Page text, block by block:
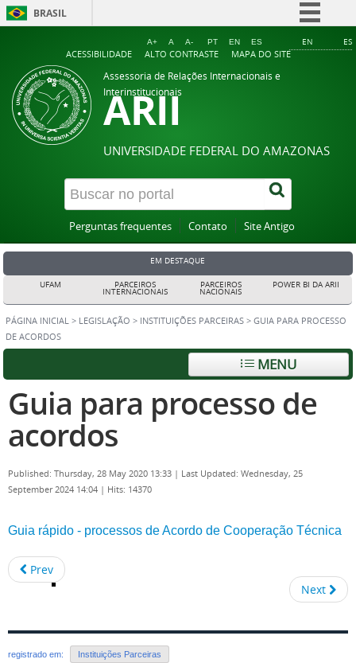
BRASIL
Simplifique!
EN ES
ACESSIBILIDADE ALTO CONTRASTE MAPA DO SITE
A+ A A- PT EN ES
Assessoria de Relações Internacionais e
Interinstitucionais
ARII
UNIVERSIDADE FEDERAL DO AMAZONAS
Perguntas frequentes Contato Site Antigo
EM DESTAQUE
UFAM PARCEIROS
INTERNACIONAIS
PARCEIROS
NACIONAIS
POWER BI DA ARII
PÁGINA INICIAL > LEGISLAÇÃO > INSTITUIÇÕES PARCEIRAS > GUIA PARA PROCESSO
DE ACORDOS
MENU
Guia para processo de
acordos
Published: Thursday, 28 May 2020 13:33 | Last Updated: Wednesday, 25
September 2024 14:04 | Hits: 14370
Guia rápido - processos de Acordo de Cooperação Técnica
Prev
Next
registrado em: Instituições Parceiras